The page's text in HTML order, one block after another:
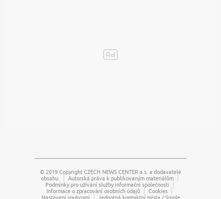
© 2019 Copyright CZECH NEWS CENTER a.s. a dodavatelé
obsahu.
Autorská práva k publikovaným materiálům
Podmínky pro užívání služby informační společnosti
Informace o zpracování osobních údajů
Cookies
Nastavení soukromí
Jednotná kontaktní místa / Single